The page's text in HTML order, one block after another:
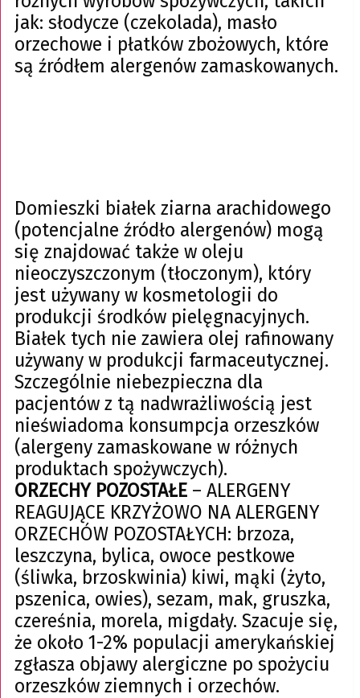
jak: słodycze (czekolada), masło
orzechowe i płatków zbożowych, które
są źródłem alergenów zamaskowanych.
Domieszki białek ziarna arachidowego
(potencjalne źródło alergenów) mogą
się znajdować także w oleju
nieoczyszczonym (tłoczonym), który
jest używany w kosmetologii do
produkcji środków pielęgnacyjnych.
Białek tych nie zawiera olej rafinowany
używany w produkcji farmaceutycznej.
Szczególnie niebezpieczna dla
pacjentów z tą nadwrażliwością jest
nieświadoma konsumpcja orzeszków
(alergeny zamaskowane w różnych
produktach spożywczych).
ORZECHY POZOSTAŁE– ALERGENY
REAGUJĄCE KRZYŻOWO NA ALERGENY
ORZECHÓW POZOSTAŁYCH: brzoza,
leszczyna, bylica, owoce pestkowe
(śliwka, brzoskwinia) kiwi, mąki (żyto,
pszenica, owies), sezam, mak, gruszka,
czereśnia, morela, migdały. Szacuje się,
że około 1-2% populacji amerykańskiej
zgłasza objawy alergiczne po spożyciu
orzeszków ziemnych i orzechów.